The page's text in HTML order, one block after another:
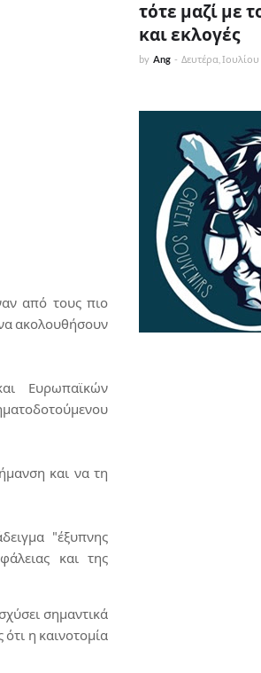
από τους πιο
ακολουθήσουν
Ευρωπαϊκών
και να τη
"έξυπνης
και της
σημαντικά
η καινοτομία
τότε μαζί με
και εκλογές
by Ang - Δευτέρα, Ιουλίου